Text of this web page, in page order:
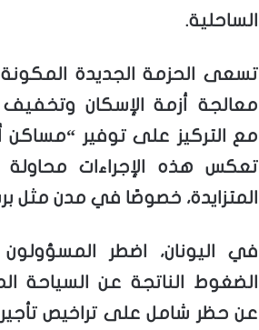
الساحلية.
معالجة أزمة الإسكان وتخفيف
مع التركيز على توفير “مساكن
تعكس هذه الإجراءات محاولة
المتزايدة، خصوصًا في مدن مثل
في اليونان، اضطر
الضغوط الناتجة عن السياحة
عن حظر شامل على تراخيص تأجير